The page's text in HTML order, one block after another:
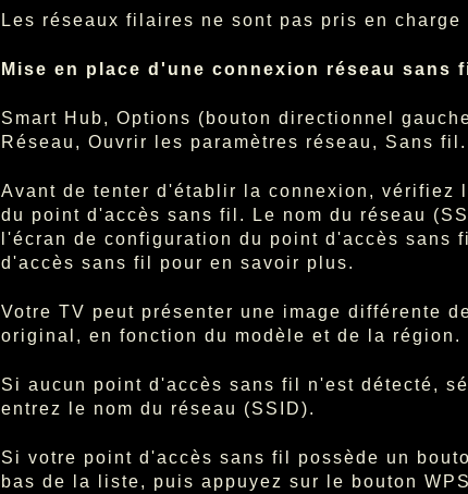
Les réseaux filaires ne sont pas pris en charge
Mise en place d'une connexion réseau sans
Smart Hub, Options (bouton directionnel
Réseau, Ouvrir les paramètres réseau, Sans fil.
Avant de tenter d'établir la connexion, vérifiez
du point d'accès sans fil. Le nom du réseau
l'écran de configuration du point d'accès
d'accès sans fil pour en savoir plus.
Votre TV peut présenter une image différente
original, en fonction du modèle et de la région.
Si aucun point d'accès sans fil n'est détecté,
entrez le nom du réseau (SSID).
Si votre point d'accès sans fil possède un
bas de la liste, puis appuyez sur le bouton